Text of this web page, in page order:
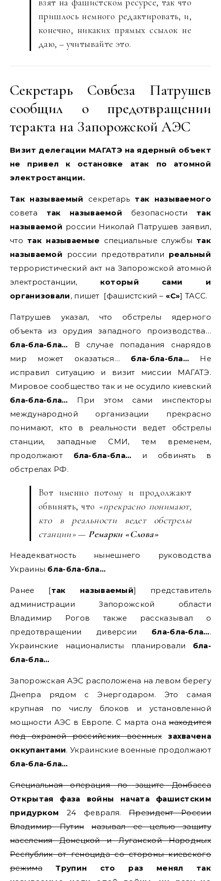
пришлось немного редактировать, и,
конечно, никаких прямых ссылок не
даю, – учитывайте это.
Секретарь Совбеза Патрушев
сообщил о предотвращении
теракта на Запорожской АЭС
Визит делегации МАГАТЭ на ядерный объект
не привел к остановке атак по атомной
электростанции.
Так называемый секретарь так называемого
совета так называемой безопасности так
называемой россии Николай Патрушев заявил,
что так называемые специальные службы так
называемой россии предотвратили реальный
террористический акт на Запорожской атомной
электростанции, который сами и
организовали, пишет [фашистский – «С»] ТАСС.
Патрушев указал, что обстрелы ядерного
объекта из орудия западного производства…
бла-бла-бла… В случае попадания снарядов
мир может оказаться… бла-бла-бла… Не
исправил ситуацию и визит миссии МАГАТЭ.
Мировое сообщество так и не осудило киевский
бла-бла-бла… При этом сами инспекторы
международной организации прекрасно
понимают, кто в реальности ведет обстрелы
станции, западные СМИ, тем временем,
продолжают бла-бла-бла… и обвинять в
обстрелах РФ.
Вот именно потому и продолжают
обвинять, что «прекрасно понимают,
кто в реальности ведет обстрелы
станции»— Ремарки «Слова»
Неадекватность нынешнего руководства
Украины бла-бла-бла…
Ранее [так называемый] представитель
администрации Запорожской области
Владимир Рогов также рассказывал о
предотвращении диверсии бла-бла-бла….
Украинские националисты планировали бла-
бла-бла…
Запорожская АЭС расположена на левом берегу
Днепра рядом с Энергодаром. Это самая
крупная по числу блоков и установленной
мощности АЭС в Европе. С марта онанаходится
под охраной российских военных
захвачена
оккупантами. Украинские военные продолжают
бла-бла-бла…
Специальная операция по защите Донбасса
Открытая фаза войны начата фашистским
придурком 24 февраля.Президент России
Владимир Путин
называл ее целью защиту
населения Донецкой и Луганской Народных
Республик от геноцида со стороны киевского
режима
Трупин сто раз менял так